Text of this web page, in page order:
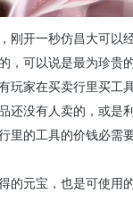
刚开一秒仿昌大可以
，可以说是最为珍贵
玩家在买卖行里买工
还没有人卖的，或
里的工具的价钱必
的元宝，也是可使用